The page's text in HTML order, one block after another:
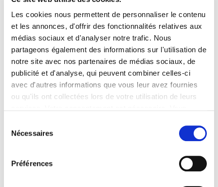
Les cookies nous permettent de personnaliser le contenu
et les annonces, d'offrir des fonctionnalités relatives aux
médias sociaux et d'analyser notre trafic. Nous
partageons également des informations sur l'utilisation de
notre site avec nos partenaires de médias sociaux, de
publicité et d'analyse, qui peuvent combiner celles-ci
avec d'autres informations que vous leur avez fournies
ou qu'ils ont collectées lors de votre utilisation de leurs
Nécessaires
Préférences
personne en situation de handicap, en duo avec un
professionnel volontaire.
ATALIAN Maintenance & Energy a donc accueilli toute
la journée des personnes en situation de handicap, au
sein de ses équipes, avec au programme : découverte
du métier, participation active, immersion en
entreprise …
Retour en images sur cette belle journée 👇